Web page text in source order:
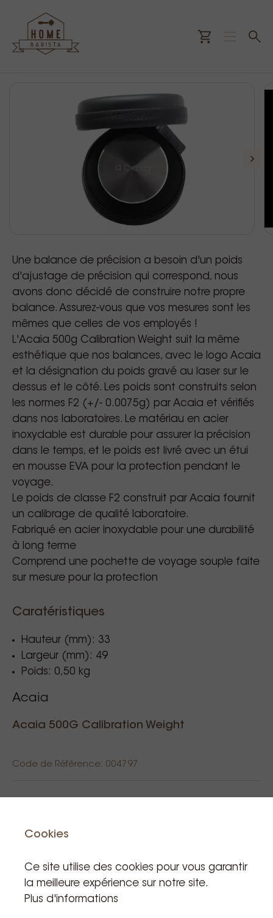
Une balance de précision a besoin d'un poids
d'ajustage de précision qui correspond, nous
avons donc décidé de construire notre propre
balance. Assurez-vous que vos mesures sont les
mêmes que celles de vos employés !
L'Acaia 500g Calibration Weight suit la même
esthétique que nos balances, avec le logo Acaia
et la désignation du poids gravé au laser sur le
dessus et le côté. Les poids sont construits selon
les normes F2 (+/- 0.0075g) par Acaia et vérifiés
dans nos laboratoires. Le matériau en acier
inoxydable est durable pour assurer la précision
dans le temps, et le poids est livré avec un étui
en mousse EVA pour la protection pendant le
voyage.
Le poids de classe F2 construit par Acaia fournit
un calibrage de qualité laboratoire.
Fabriqué en acier inoxydable pour une durabilité
à long terme
Comprend une pochette de voyage souple faite
sur mesure pour la protection
Caratéristiques
Hauteur (mm): 33
Largeur (mm): 49
Poids: 0,50 kg
Acaia
Acaia 500G Calibration Weight
Code de Référence: 004797
TVA incluse
Au panier
Cookies
Ce site utilise des cookies pour vous garantir
la meilleure expérience sur notre site.
Plus d'informations